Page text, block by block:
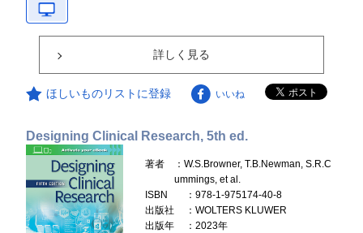
詳しく見る
ほしいものリストに登録 いいね
Designing Clinical Research, 5th ed.
著者
：W.S.Browner, T.B.Newman, S.R.C
ummings, et al.
ISBN
：978-1-975174-40-8
出版社
：WOLTERS KLUWER
出版年
：2023年